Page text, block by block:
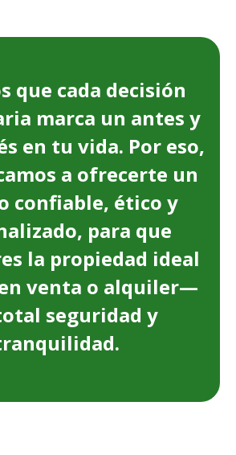
que cada decisión
marca un antes y
en tu vida. Por eso,
a ofrecerte un
confiable, ético y
para que
la propiedad ideal
venta o alquiler—
seguridad y